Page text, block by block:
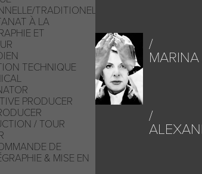
TRADITIONELLE
À LA
ET
TECHNIQUE
PRODUCER
/ TOUR
DE
& MISE EN